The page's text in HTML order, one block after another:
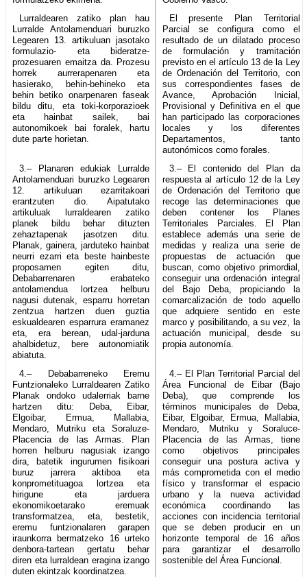
Lurraldearen zatiko plan hau
Lurralde Antolamenduari buruzko
Legearen 13. artikuluan jasotako
formulazio- eta bideratze-
prozesuaren emaitza da. Prozesu
horrek aurrerapenaren eta
hasierako, behin-behineko eta
behin betiko onarpenaren faseak
bildu ditu, eta toki-korporazioek
eta hainbat sailek, bai
autonomikoek bai foralek, hartu
dute parte horietan.
El presente Plan Territorial
Parcial se configura como el
resultado de un dilatado proceso
de formulación y tramitación
previsto en el artículo 13 de la Ley
de Ordenación del Territorio, con
sus correspondientes fases de
Avance, Aprobación Inicial,
Provisional y Definitiva en el que
han participado las corporaciones
locales y los diferentes
Departamentos, tanto
autonómicos como forales.
3.– Planaren edukiak Lurralde
Antolamenduari buruzko Legearen
12. artikuluan ezarritakoari
erantzuten dio. Aipatutako
artikuluak lurraldearen zatiko
planek bildu behar dituzten
zehaztapenak jasotzen ditu.
Planak, gainera, jarduteko hainbat
neurri ezarri eta beste hainbeste
proposamen egiten ditu,
Debabarrenaren erabateko
antolamendua lortzea helburu
nagusi dutenak, esparru horretan
zentzua hartzen duen guztia
eskualdearen esparrura eramanez
eta, era berean, udal-jarduna
ahalbidetuz, bere autonomiatik
abiatuta.
3.– El contenido del Plan da
respuesta al artículo 12 de la Ley
de Ordenación del Territorio que
recoge las determinaciones que
deben contener los Planes
Territoriales Parciales. El Plan
establece además una serie de
medidas y realiza una serie de
propuestas de actuación que
buscan, como objetivo primordial,
conseguir una ordenación integral
del Bajo Deba, propiciando la
comarcalización de todo aquello
que adquiere sentido en este
marco y posibilitando, a su vez, la
actuación municipal, desde su
propia autonomía.
4.– Debabarreneko Eremu
Funtzionaleko Lurraldearen Zatiko
Planak ondoko udalerriak barne
hartzen ditu: Deba, Eibar,
Elgoibar, Ermua, Mallabia,
Mendaro, Mutriku eta Soraluze-
Placencia de las Armas. Plan
horren helburu nagusiak izango
dira, batetik ingurumen fisikoari
buruz jarrera aktiboa eta
konprometituagoa lortzea eta
hirigune eta jarduera
ekonomikoetarako eremuak
transformatzea, eta, bestetik,
eremu funtzionalaren garapen
iraunkorra bermatzeko 16 urteko
denbora-tartean gertatu behar
diren eta lurraldean eragina izango
duten ekintzak koordinatzea.
4.– El Plan Territorial Parcial del
Área Funcional de Eibar (Bajo
Deba), que comprende los
términos municipales de Deba,
Eibar, Elgoibar, Ermua, Mallabia,
Mendaro, Mutriku y Soraluce-
Placencia de las Armas, tiene
como objetivos principales
conseguir una postura activa y
más comprometida con el medio
físico y transformar el espacio
urbano y la nueva actividad
económica coordinando las
acciones con incidencia territorial
que se deben producir en un
horizonte temporal de 16 años
para garantizar el desarrollo
sostenible del Área Funcional.